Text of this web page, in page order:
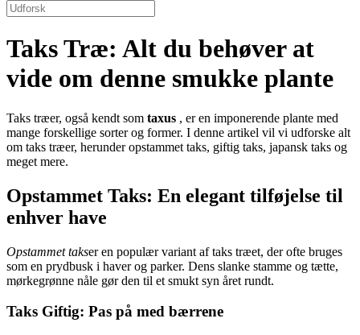
Taks Træ: Alt du behøver at
vide om denne smukke plante
Taks træer, også kendt som taxus , er en imponerende plante med
mange forskellige sorter og former. I denne artikel vil vi udforske alt
om taks træer, herunder opstammet taks, giftig taks, japansk taks og
meget mere.
Opstammet Taks: En elegant tilføjelse til
enhver have
Opstammet takser en populær variant af taks træet, der ofte bruges
som en prydbusk i haver og parker. Dens slanke stamme og tætte,
mørkegrønne nåle gør den til et smukt syn året rundt.
Taks Giftig: Pas på med bærrene